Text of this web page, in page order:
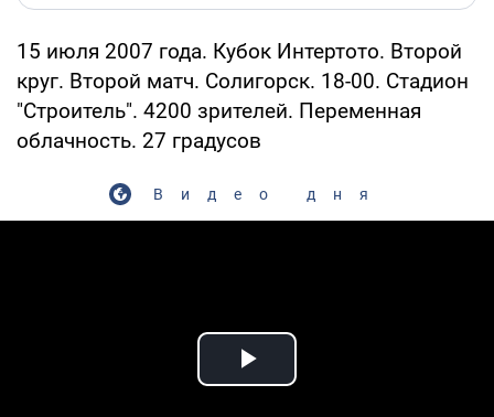
15 июля 2007 года. Кубок Интертото. Второй
круг. Второй матч. Солигорск. 18-00. Стадион
"Строитель". 4200 зрителей. Переменная
облачность. 27 градусов
Видео дня
Play Video